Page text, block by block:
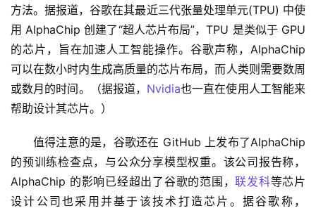
方法。据报道，谷歌在其最近三代张量处理单元(TPU) 中使
用 AlphaChip 创建了“超人芯片布局”，TPU 是类似于 GPU
的芯片，旨在加速人工智能操作。谷歌声称，AlphaChip
可以在数小时内生成高质量的芯片布局，而人类则需要数周
或数月的时间。（据报道， Nvidia也一直在使用人工智能来
帮助设计其芯片。）
值得注意的是，谷歌还在 GitHub 上发布了AlphaChip
的预训练检查点，与公众分享模型权重。该公司报告称，
AlphaChip 的影响已经超出了谷歌的范围，联发科等芯片
设计公司也采用并基于该技术打造芯片。据谷歌称，